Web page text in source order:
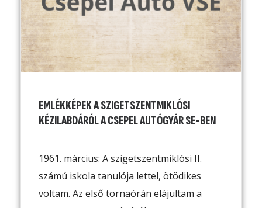
EMLÉKKÉPEK A SZIGETSZENTMIKLÓSI
KÉZILABDÁRÓL A CSEPEL AUTÓGYÁR SE-BEN
1961. március: A szigetszentmiklósi II.
számú iskola tanulója lettel, ötödikes
voltam. Az első tornaórán elájultam a